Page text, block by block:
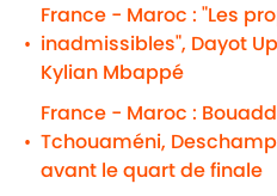
•
France - Maroc : "Les
inadmissibles", Dayot
Kylian Mbappé
•
France - Maroc :
Tchouaméni,
avant le quart de finale